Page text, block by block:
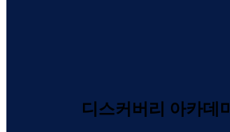
디스커버리 아카데미